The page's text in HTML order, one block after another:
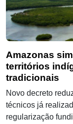
Amazonas
territórios
tradicionais
Novo decreto
técnicos já
regularização